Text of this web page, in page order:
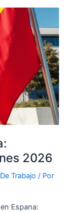
2026
Trabajo / Por
Espana: